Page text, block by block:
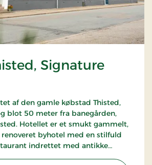
Signature
af den gamle købstad Thisted,
blot 50 meter fra banegården,
Hotellet er et smukt gammelt,
byhotel med en stilfuld
indrettet med antikke